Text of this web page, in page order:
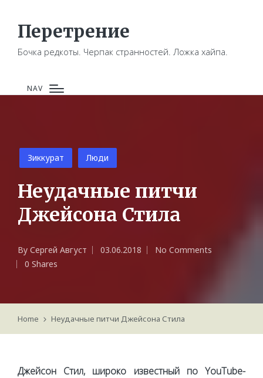
Перетрение
Бочка редкоты. Черпак странностей. Ложка хайпа.
NAV
Posted
in
Зиккурат Люди
Неудачные питчи
Джейсона Стила
Posted
by
By Сергей Август 03.06.2018
No Comments
0 Shares
Home Неудачные питчи Джейсона Стила
Джейсон Стил, широко известный по YouTube-